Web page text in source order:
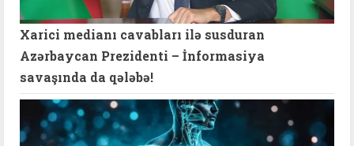
Xarici medianı cavabları ilə susduran
Azərbaycan Prezidenti – İnformasiya
savaşında da qələbə!